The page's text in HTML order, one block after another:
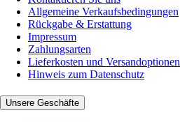
Allgemeine Verkaufsbedingungen
Rückgabe & Erstattung
Impressum
Zahlungsarten
Lieferkosten und Versandoptionen
Hinweis zum Datenschutz
Unsere Geschäfte